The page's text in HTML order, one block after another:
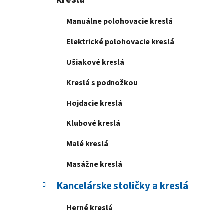
Manuálne polohovacie kreslá
Elektrické polohovacie kreslá
Ušiakové kreslá
Kreslá s podnožkou
Hojdacie kreslá
Klubové kreslá
Malé kreslá
Masážne kreslá
Kancelárske stoličky a kreslá
Herné kreslá